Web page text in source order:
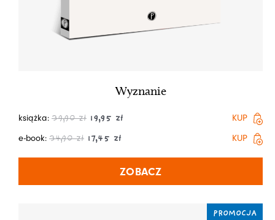
Wyznanie
książka: 39,90zł 19,95 zł
KUP
e-book: 34,90zł 17,45 zł KUP
ZOBACZ
PROMOCJA